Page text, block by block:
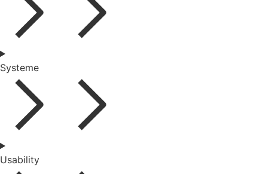
Systeme
Usability